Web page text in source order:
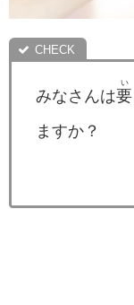
みなさんは要
い
ますか？